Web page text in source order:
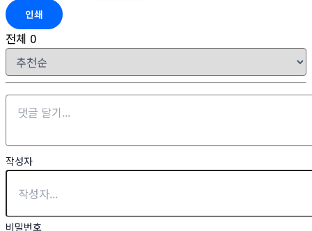
인쇄
전체 0
작성자
비밀번호